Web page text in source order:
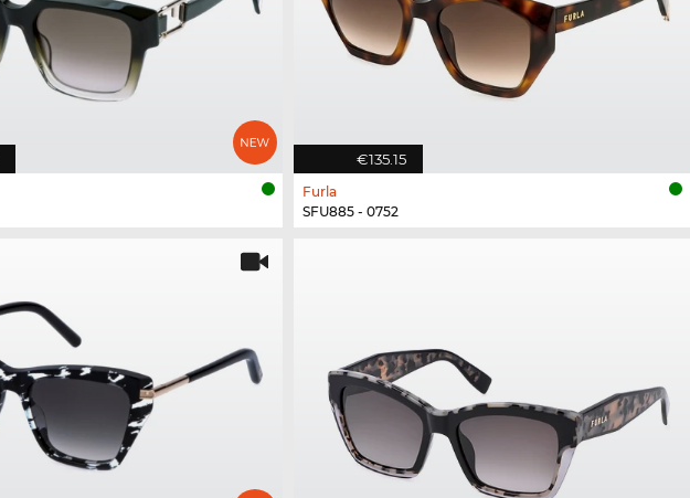
€135.15
Furla
SFU885 - 0752